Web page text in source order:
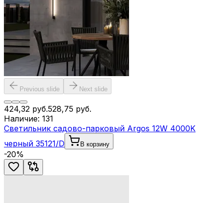
Previous slide Next slide
424,32 руб.528,75 руб.
Наличие: 131
Светильник садово-парковый Argos 12W 4000K
черный 35121/D
В корзину
-20%